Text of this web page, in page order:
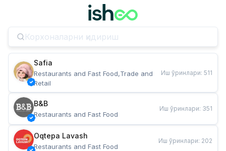
Safia
Restaurants and Fast Food,Trade and
Retail
Иш ўринлари: 511
B&B
Restaurants and Fast Food
Иш ўринлари: 351
Oqtepa Lavash
Restaurants and Fast Food
Иш ўринлари: 202